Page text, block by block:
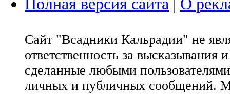
Сайт "Всадники Кальрадии" не
ответственность за
сделанные любыми
личных и публичных сообщений.